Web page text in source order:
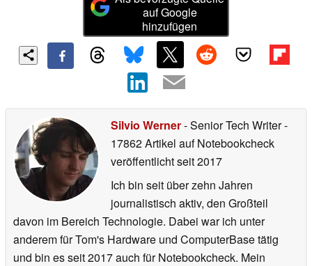
auf Google
hinzufügen
Silvio Werner- Senior Tech Writer-
17862 Artikel auf Notebookcheck
veröffentlichtseit 2017
Ich bin seit über zehn Jahren
journalistisch aktiv, den Großteil
davon im Bereich Technologie. Dabei war ich unter
anderem für Tom's Hardware und ComputerBase tätig
und bin es seit 2017 auch für Notebookcheck. Mein